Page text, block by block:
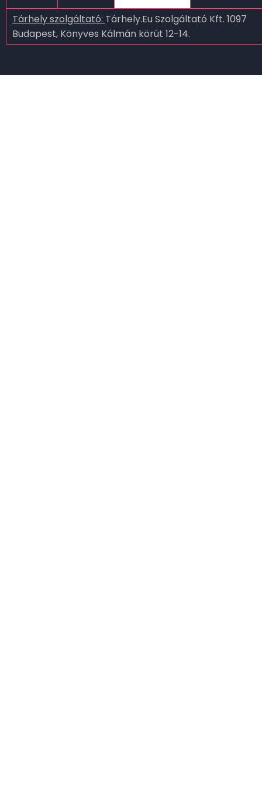
Tárhely szolgáltató: Tárhely.Eu Szolgáltató Kft. 1097
Budapest, Könyves Kálmán körút 12-14.